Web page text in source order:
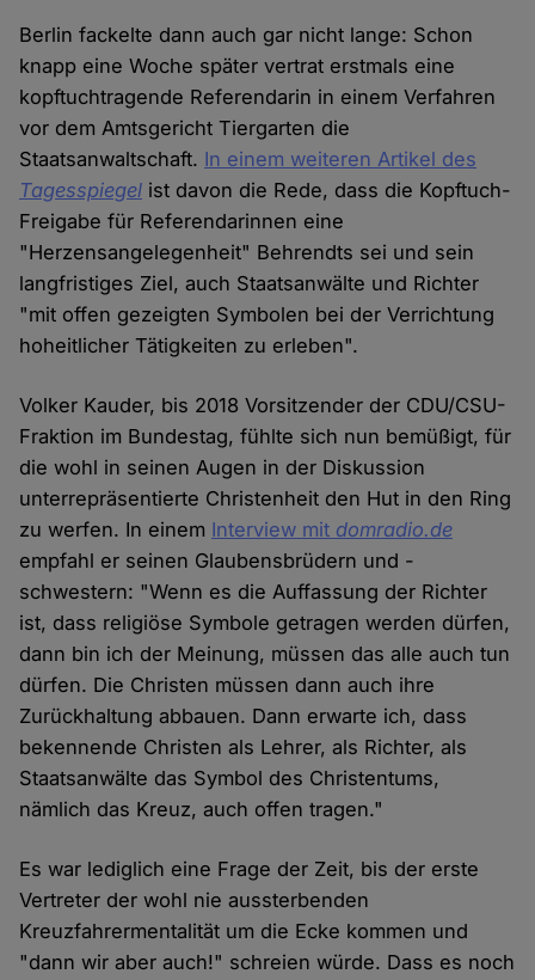
Berlin fackelte dann auch gar nicht lange: Schon
knapp eine Woche später vertrat erstmals eine
kopftuchtragende Referendarin in einem Verfahren
vor dem Amtsgericht Tiergarten die
Staatsanwaltschaft. In einem weiteren Artikel des
Tagesspiegel ist davon die Rede, dass die Kopftuch-
Freigabe für Referendarinnen eine
"Herzensangelegenheit" Behrendts sei und sein
langfristiges Ziel, auch Staatsanwälte und Richter
"mit offen gezeigten Symbolen bei der Verrichtung
hoheitlicher Tätigkeiten zu erleben".
Volker Kauder, bis 2018 Vorsitzender der CDU/CSU-
Fraktion im Bundestag, fühlte sich nun bemüßigt, für
die wohl in seinen Augen in der Diskussion
unterrepräsentierte Christenheit den Hut in den Ring
zu werfen. In einem Interview mit domradio.de
empfahl er seinen Glaubensbrüdern und -
schwestern: "Wenn es die Auffassung der Richter
ist, dass religiöse Symbole getragen werden dürfen,
dann bin ich der Meinung, müssen das alle auch tun
dürfen. Die Christen müssen dann auch ihre
Zurückhaltung abbauen. Dann erwarte ich, dass
bekennende Christen als Lehrer, als Richter, als
Staatsanwälte das Symbol des Christentums,
nämlich das Kreuz, auch offen tragen."
Es war lediglich eine Frage der Zeit, bis der erste
Vertreter der wohl nie aussterbenden
Kreuzfahrermentalität um die Ecke kommen und
"dann wir aber auch!" schreien würde. Dass es noch